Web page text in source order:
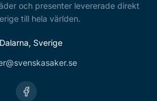
och presenter levererade direkt
till hela världen.
Dalarna, Sverige